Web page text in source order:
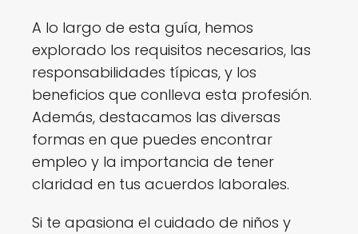
A lo largo de esta guía, hemos
explorado los requisitos necesarios, las
responsabilidades típicas, y los
beneficios que conlleva esta profesión.
Además, destacamos las diversas
formas en que puedes encontrar
empleo y la importancia de tener
claridad en tus acuerdos laborales.
Si te apasiona el cuidado de niños y